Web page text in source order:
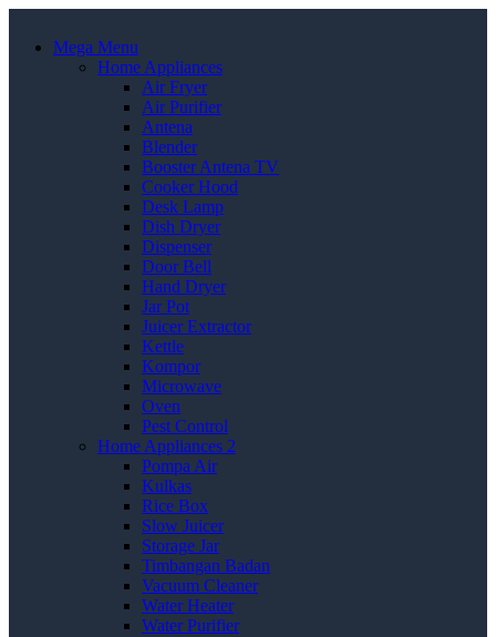
Mega Menu
Home Appliances
Air Fryer
Air Purifier
Antena
Blender
Booster Antena TV
Cooker Hood
Desk Lamp
Dish Dryer
Dispenser
Door Bell
Hand Dryer
Jar Pot
Juicer Extractor
Kettle
Kompor
Microwave
Oven
Pest Control
Home Appliances 2
Pompa Air
Kulkas
Rice Box
Slow Juicer
Storage Jar
Timbangan Badan
Vacuum Cleaner
Water Heater
Water Purifier